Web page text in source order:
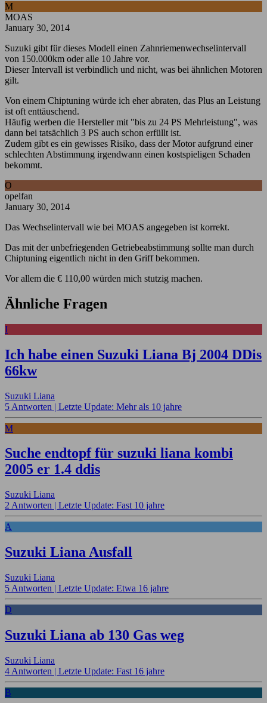
M
MOAS
January 30, 2014
Suzuki gibt für dieses Modell einen Zahnriemenwechselintervall
von 150.000km oder alle 10 Jahre vor.
Dieser Intervall ist verbindlich und nicht, was bei ähnlichen Motoren
gilt.
Von einem Chiptuning würde ich eher abraten, das Plus an Leistung
ist oft enttäuschend.
Häufig werben die Hersteller mit "bis zu 24 PS Mehrleistung", was
dann bei tatsächlich 3 PS auch schon erfüllt ist.
Zudem gibt es ein gewisses Risiko, dass der Motor aufgrund einer
schlechten Abstimmung irgendwann einen kostspieligen Schaden
bekommt.
O
opelfan
January 30, 2014
Das Wechselintervall wie bei MOAS angegeben ist korrekt.
Das mit der unbefriegenden Getriebeabstimmung sollte man durch
Chiptuning eigentlich nicht in den Griff bekommen.
Vor allem die € 110,00 würden mich stutzig machen.
Ähnliche Fragen
I
Ich habe einen Suzuki Liana Bj 2004 DDis
66kw
Suzuki Liana
5 Antworten | Letzte Update: Mehr als 10 jahre
M
Suche endtopf für suzuki liana kombi
2005 er 1.4 ddis
Suzuki Liana
2 Antworten | Letzte Update: Fast 10 jahre
A
Suzuki Liana Ausfall
Suzuki Liana
5 Antworten | Letzte Update: Etwa 16 jahre
D
Suzuki Liana ab 130 Gas weg
Suzuki Liana
4 Antworten | Letzte Update: Fast 16 jahre
B